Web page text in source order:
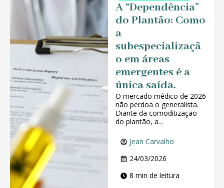
A “Dependência”
do Plantão: Como
a
subespecializaçã
o em áreas
emergentes é a
única saída.
O mercado médico de 2026
não perdoa o generalista.
Diante da comoditização
do plantão, a...
Jean Carvalho
24/03/2026
8 min de leitura